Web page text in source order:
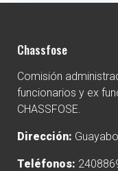
Chassfose
Comisión
funcionarios y ex
CHASSFOSE.
Dirección:
Teléfonos: